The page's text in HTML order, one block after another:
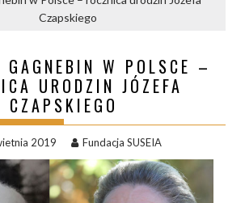
Czapskiego
GAGNEBIN W POLSCE –
URODZIN JÓZEFA
CZAPSKIEGO
2019 Fundacja SUSEIA